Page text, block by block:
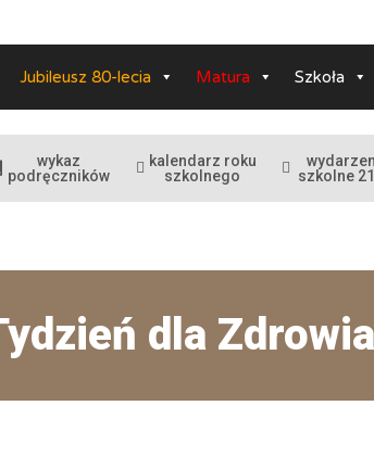
Jubileusz 80-lecia Matura Szkoła
wykaz
podręczników
kalendarz roku
szkolnego
szkolne
dla